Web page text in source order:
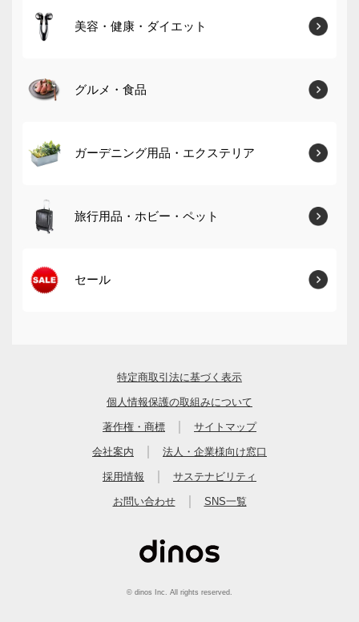
美容・健康・ダイエット
グルメ・食品
ガーデニング用品・エクステリア
旅行用品・ホビー・ペット
セール
特定商取引法に基づく表示
個人情報保護の取組みについて
著作権・商標 サイトマップ
会社案内 法人・企業様向け窓口
採用情報 サステナビリティ
お問い合わせ SNS一覧
© dinos Inc. All rights reserved.